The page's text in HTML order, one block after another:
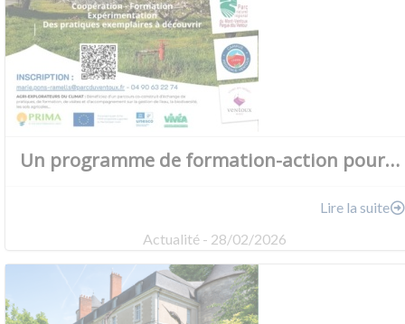
Un programme de formation-action pour…
Lire la suite
Actualité - 28/02/2026